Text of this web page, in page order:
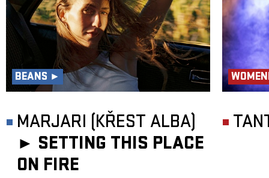
BEANS ►
MARJARI (KŘEST ALBA)
► SETTING THIS PLACE
ON FIRE